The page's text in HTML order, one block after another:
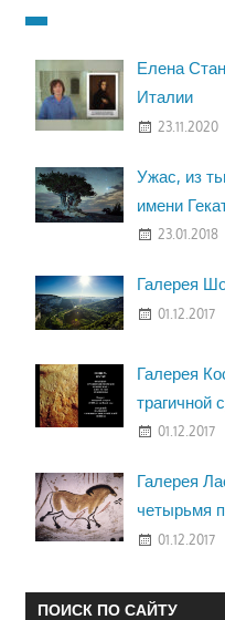
Елена
Италии
23.11.2020
Ужас, из
имени
23.01.2018
Галерея
01.12.2017
Галерея
трагичной
01.12.2017
Галерея
четырьмя
01.12.2017
ПОИСК ПО САЙТУ